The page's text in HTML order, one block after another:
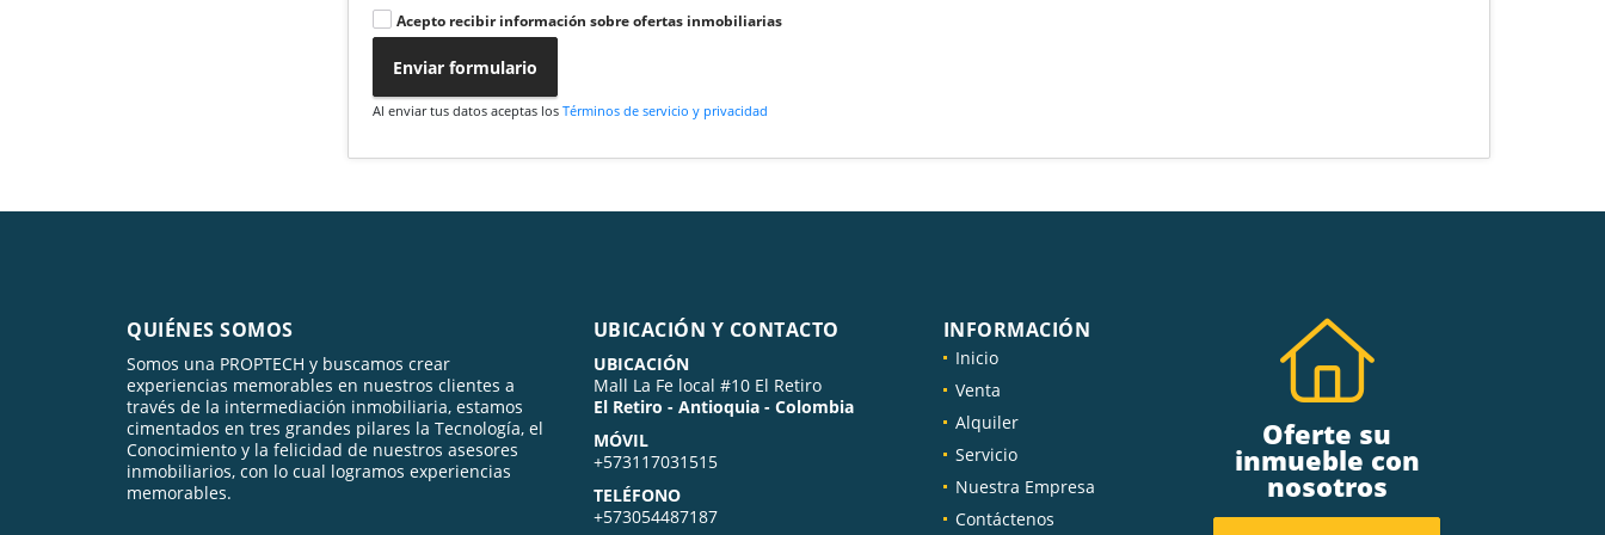
Acepto recibir información sobre ofertas inmobiliarias
Enviar formulario
Al enviar tus datos aceptas losTérminos de servicio y privacidad
QUIÉNES SOMOS
Somos una PROPTECH y buscamos crear
experiencias memorables en nuestros clientes a
través de la intermediación inmobiliaria, estamos
cimentados en tres grandes pilares la Tecnología, el
Conocimiento y la felicidad de nuestros asesores
inmobiliarios, con lo cual logramos experiencias
memorables.
UBICACIÓN Y CONTACTO
UBICACIÓN
Mall La Fe local #10 El Retiro
El Retiro - Antioquia - Colombia
MÓVIL
+573117031515
TELÉFONO
+573054487187
INFORMACIÓN
Inicio
Venta
Alquiler
Servicio
Nuestra Empresa
Contáctenos
Oferte su
inmueble con
nosotros